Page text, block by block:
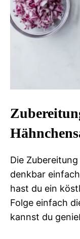
Die
denkbar
hast du ein
Folge einfach
kannst du